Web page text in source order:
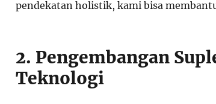
pendekatan holistik, kami bisa
2. Pengembangan
Teknologi